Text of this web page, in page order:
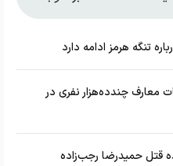
تنگه هرمز ادامه دارد
معارف چندده‌هزار نفری در
قتل حمیدرضا رجب‌زاده